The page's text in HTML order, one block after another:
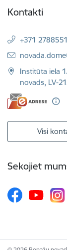
Kontakti
+371
E-pasts:
Institūta iela
novads, LV-
Visi
Sekojiet